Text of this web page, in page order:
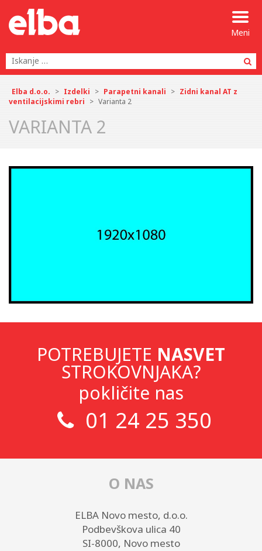
Meni
Elba d.o.o. > Izdelki > Parapetni kanali > Zidni kanal AT z
ventilacijskimi rebri > Varianta 2
VARIANTA 2
POTREBUJETE NASVET
STROKOVNJAKA?
pokličite nas
01 24 25 350
O NAS
ELBA Novo mesto, d.o.o.
Podbevškova ulica 40
SI-8000, Novo mesto